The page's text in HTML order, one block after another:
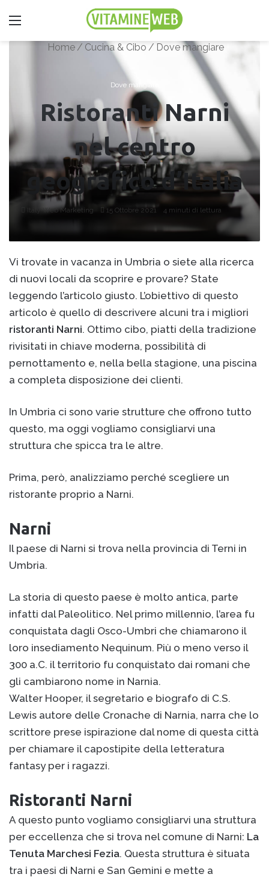
Home / Cucina & Cibo / Dove mangiare
Dove mangiare
Ristoranti Narni
nel centro
geografico d’Italia
Italy Web Marketing
Invia15 Ottobre 2021 4 minuti di lettura
Vi trovate in vacanza in Umbria o siete alla ricerca
di nuovi locali da scoprire e provare? State
leggendo l’articolo giusto. L’obiettivo di questo
articolo è quello di descrivere alcuni tra i migliori
ristoranti Narni. Ottimo cibo, piatti della tradizione
rivisitati in chiave moderna, possibilità di
pernottamento e, nella bella stagione, una piscina
a completa disposizione dei clienti.
In Umbria ci sono varie strutture che offrono tutto
questo, ma oggi vogliamo consigliarvi una
struttura che spicca tra le altre.
Prima, però, analizziamo perché scegliere un
ristorante proprio a Narni.
Narni
Il paese di Narni si trova nella provincia di Terni in
Umbria.
La storia di questo paese è molto antica, parte
infatti dal Paleolitico. Nel primo millennio, l’area fu
conquistata dagli Osco-Umbri che chiamarono il
loro insediamento Nequinum. Più o meno verso il
300 a.C. il territorio fu conquistato dai romani che
gli cambiarono nome in Narnia.
Walter Hooper, il segretario e biografo di C.S.
Lewis autore delle Cronache di Narnia, narra che lo
scrittore prese ispirazione dal nome di questa città
per chiamare il capostipite della letteratura
fantasy per i ragazzi.
Ristoranti Narni
A questo punto vogliamo consigliarvi una struttura
per eccellenza che si trova nel comune di Narni: La
Tenuta Marchesi Fezia. Questa struttura è situata
tra i paesi di Narni e San Gemini e mette a